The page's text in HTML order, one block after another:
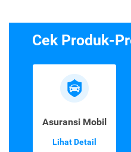
Cek Produk-
Asuransi Mobil
Lihat Detail